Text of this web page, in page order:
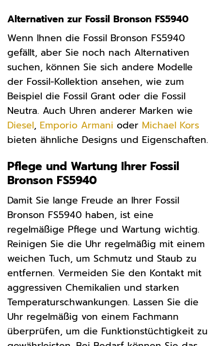
Alternativen zur Fossil Bronson FS5940
Wenn Ihnen die Fossil Bronson FS5940
gefällt, aber Sie noch nach Alternativen
suchen, können Sie sich andere Modelle
der Fossil-Kollektion ansehen, wie zum
Beispiel die Fossil Grant oder die Fossil
Neutra. Auch Uhren anderer Marken wie
Diesel, Emporio Armani oder Michael Kors
bieten ähnliche Designs und Eigenschaften.
Pflege und Wartung Ihrer Fossil
Bronson FS5940
Damit Sie lange Freude an Ihrer Fossil
Bronson FS5940 haben, ist eine
regelmäßige Pflege und Wartung wichtig.
Reinigen Sie die Uhr regelmäßig mit einem
weichen Tuch, um Schmutz und Staub zu
entfernen. Vermeiden Sie den Kontakt mit
aggressiven Chemikalien und starken
Temperaturschwankungen. Lassen Sie die
Uhr regelmäßig von einem Fachmann
überprüfen, um die Funktionstüchtigkeit zu